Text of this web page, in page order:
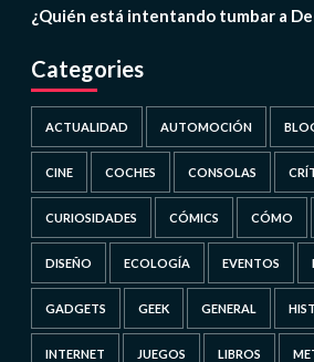
¿Quién está intentando tumbar a
Categories
ACTUALIDAD AUTOMOCIÓN
CINE COCHES CONSOLAS
CURIOSIDADES CÓMICS CÓMO
DISEÑO ECOLOGÍA EVENTOS
GADGETS GEEK GENERAL
INTERNET JUEGOS LIBROS